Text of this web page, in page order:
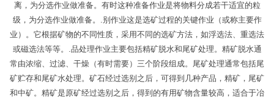
离，为分选作业做准备。有时这种准备作业是将物料分成若干适宜的粒
级，为分选作业做准备。.别作业这是选矿过程的关键作业（或称主要作
业）。它根据矿物的不同性质，采用不同的选矿方法，如浮选法、重选法
或磁选法等等。.品处理作业主要包括精矿脱水和尾矿处理。精矿脱水通
常由浓缩、过滤、干燥（有时需要）三个阶段组成。尾矿处理通常包括尾
矿贮存和尾矿水处理。矿石经过选别之后，可得到几种产品，精矿，尾矿
和中矿。精矿是原矿经过选别之后，得到的有用矿物含量较高，适合于冶